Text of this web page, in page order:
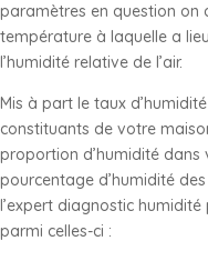
paramètres en question on
température à laquelle a
l’humidité relative de l’air.
Mis à part le taux
constituants de votre
proportion d’humidité dans
pourcentage d’humidité
l’expert diagnostic
parmi celles-ci :